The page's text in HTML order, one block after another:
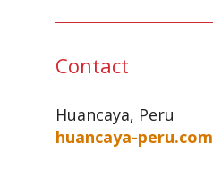
Contact
Huancaya, Peru
huancaya-peru.com